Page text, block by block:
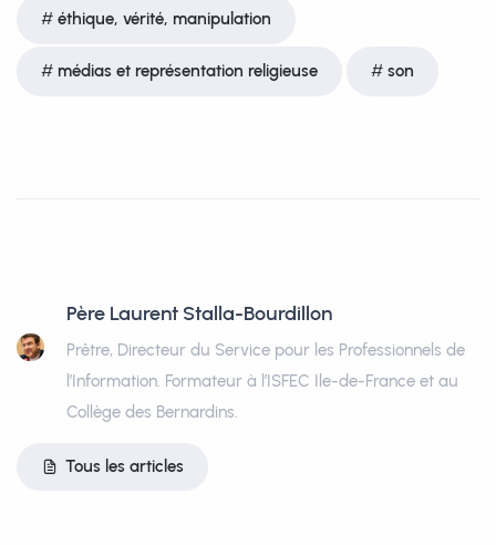
éthique, vérité, manipulation
médias et représentation religieuse son
Père Laurent Stalla-Bourdillon
Prêtre, Directeur du Service pour les Professionnels de
l’Information. Formateur à l’ISFEC Ile-de-France et au
Collège des Bernardins.
Tous les articles